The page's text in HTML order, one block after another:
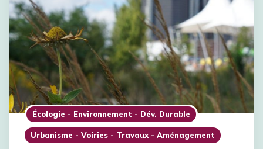
Écologie - Environnement - Dév. Durable
Urbanisme - Voiries - Travaux - Aménagement